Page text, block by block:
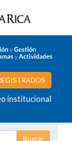
institucional